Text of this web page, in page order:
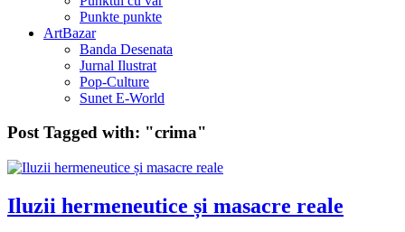
Punkte punkte
ArtBazar
Banda Desenata
Jurnal Ilustrat
Pop-Culture
Sunet E-World
Post Tagged with: "crima"
Iluzii hermeneutice și masacre reale